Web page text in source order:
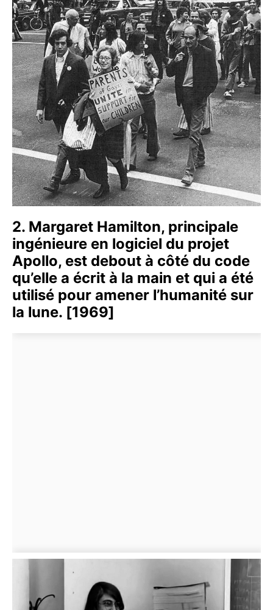
2. Margaret Hamilton, principale
ingénieure en logiciel du projet
Apollo, est debout à côté du code
qu’elle a écrit à la main et qui a été
utilisé pour amener l’humanité sur
la lune. [1969]